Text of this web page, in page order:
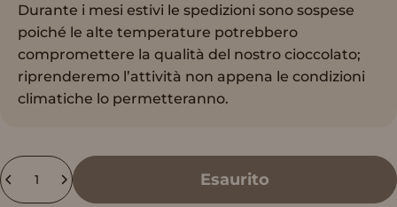
Durante i mesi estivi le spedizioni sono sospese
poiché le alte temperature potrebbero
compromettere la qualità del nostro cioccolato;
riprenderemo l’attività non appena le condizioni
climatiche lo permetteranno.
Quantità
Esaurito